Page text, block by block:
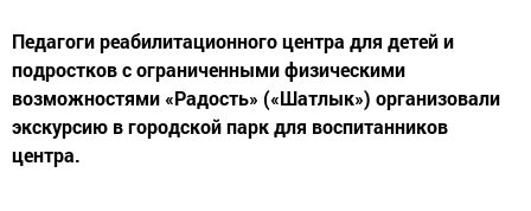
Педагоги реабилитационного центра для детей и
подростков с ограниченными физическими
возможностями «Радость» («Шатлык») организовали
экскурсию в городской парк для воспитанников
центра.